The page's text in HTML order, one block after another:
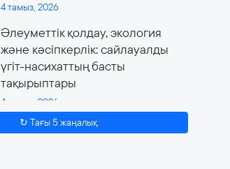
4 тамыз, 2026
Әлеуметтік қолдау, экология
және кәсіпкерлік: сайлауалды
үгіт-насихаттың басты
тақырыптары
4 тамыз, 2026
↻ Тағы 5 жаңалық